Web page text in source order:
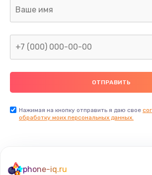
Заказать
Замена звуковой
1600 руб.
Заказать
1560 руб.
Нажимая на кнопку отправить я даю свое
обработку моих персональных данных.
phone-iq.ru